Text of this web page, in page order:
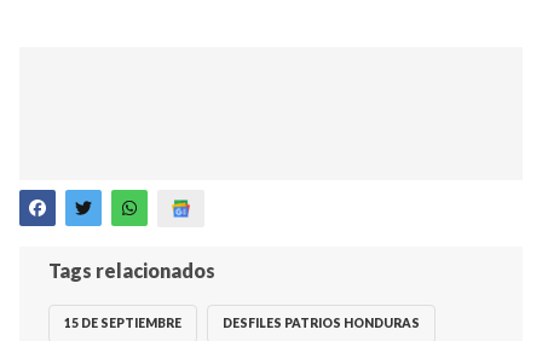
Tags relacionados
15 DE SEPTIEMBRE DESFILES PATRIOS HONDURAS